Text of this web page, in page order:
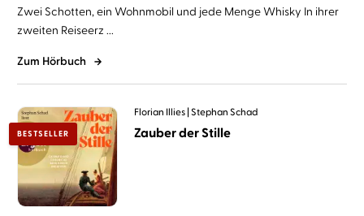
Zwei Schotten, ein Wohnmobil und jede Menge Whisky In ihrer
zweiten Reiseerz ...
Zum Hörbuch
BESTSELLER
Florian Illies Stephan Schad
Zauber der Stille